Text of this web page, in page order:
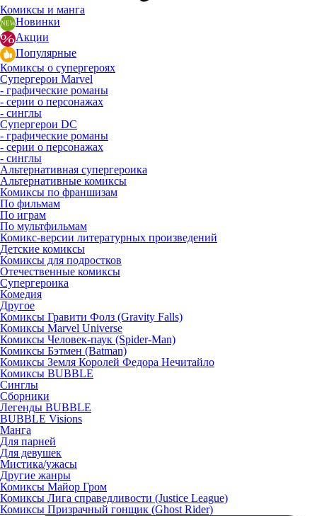
Комиксы и манга
Новинки
Акции
Популярные
Комиксы о супергероях
Супергерои Marvel
- графические романы
- серии о персонажах
- синглы
Супергерои DC
- графические романы
- серии о персонажах
- синглы
Альтернативная супергероика
Альтернативные комиксы
Комиксы по франшизам
По фильмам
По играм
По мультфильмам
Комикс-версии литературных произведений
Детские комиксы
Комиксы для подростков
Отечественные комиксы
Супергероика
Комедия
Другое
Комиксы Гравити Фолз (Gravity Falls)
Комиксы Marvel Universe
Комиксы Человек-паук (Spider-Man)
Комиксы Бэтмен (Batman)
Комиксы Земля Королей Федора Нечитайло
Комиксы BUBBLE
Синглы
Сборники
Легенды BUBBLE
BUBBLE Visions
Манга
Для парней
Для девушек
Мистика/ужасы
Другие жанры
Комиксы Майор Гром
Комиксы Лига справедливости (Justice League)
Комиксы Призрачный гонщик (Ghost Rider)